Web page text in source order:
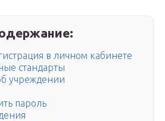
в личном кабинете
стандарты
учреждении
пароль